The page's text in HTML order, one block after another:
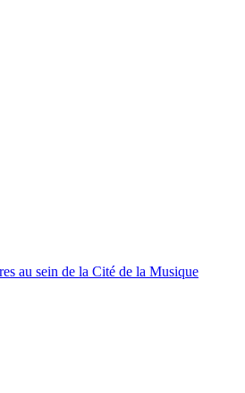
au sein de la Cité de la Musique